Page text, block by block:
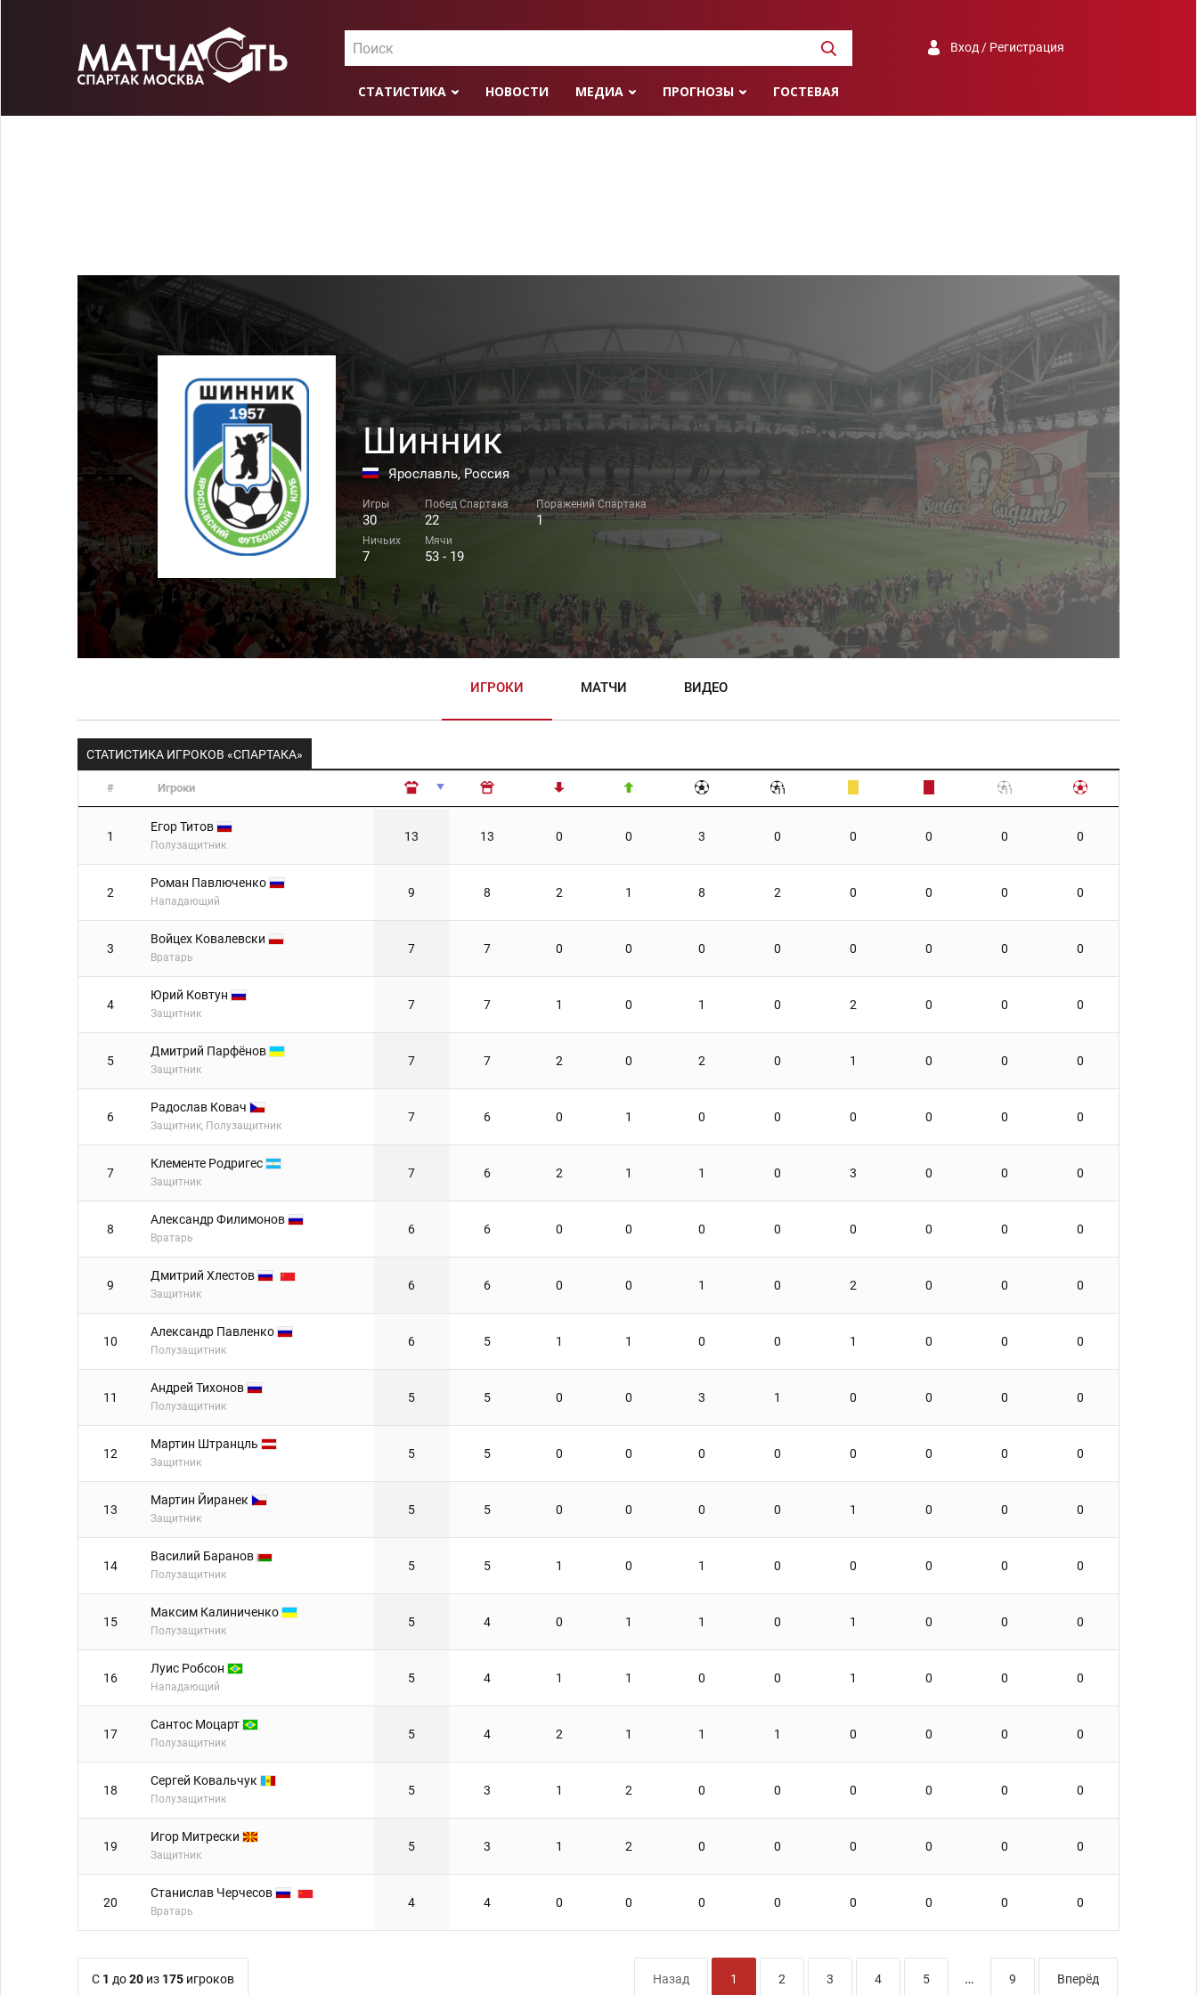
Поиск Вход / Регистрация
СТАТИСТИКА НОВОСТИ МЕДИА ПРОГНОЗЫ ГОСТЕВАЯ
Шинник
Ярославль, Россия
30 22
7
1
53 - 19
ИГРОКИ МАТЧИ ВИДЕО
СТАТИСТИКА ИГРОКОВ «СПАРТАКА»
#
Игроки
1
Егор Титов
Полузащитник
13 13 0 0 3 0 0 0 0 0
2
Роман Павлюченко
Нападающий
9 8 2 1 8 2 0 0 0 0
3
Войцех Ковалевски
Вратарь
7 7 0 0 0 0 0 0 0 0
4
Юрий Ковтун
Защитник
7 7 1 0 1 0 2 0 0 0
5
Дмитрий Парфёнов
Защитник
7 7 2 0 2 0 1 0 0 0
6
Радослав Ковач
Защитник, Полузащитник
7 6 0 1 0 0 0 0 0 0
7
Клементе Родригес
Защитник
7 6 2 1 1 0 3 0 0 0
8
Александр Филимонов
Вратарь
6 6 0 0 0 0 0 0 0 0
9
Дмитрий Хлестов
Защитник
6 6 0 0 1 0 2 0 0 0
10
Александр Павленко
Полузащитник
6 5 1 1 0 0 1 0 0 0
11
Андрей Тихонов
Полузащитник
5 5 0 0 3 1 0 0 0 0
12
Мартин Штранцль
Защитник
5 5 0 0 0 0 0 0 0 0
13
Мартин Йиранек
Защитник
5 5 0 0 0 0 1 0 0 0
14
Василий Баранов
Полузащитник
5 5 1 0 1 0 0 0 0 0
15
Максим Калиниченко
Полузащитник
5 4 0 1 1 0 1 0 0 0
16
Луис Робсон
Нападающий
5 4 1 1 0 0 1 0 0 0
17
Сантос Моцарт
Полузащитник
5 4 2 1 1 1 0 0 0 0
18
Сергей Ковальчук
Полузащитник
5 3 1 2 0 0 0 0 0 0
19
Игор Митрески
Защитник
5 3 1 2 0 0 0 0 0 0
20
Станислав Черчесов
Вратарь
4 4 0 0 0 0 0 0 0 0
C 1 до20 из 175 игроков Назад 1 2 3 4 5 … 9 Вперёд